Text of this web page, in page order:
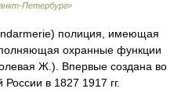
Петербург»
полиция, имеющая
охранные функции
Ж.). Впервые создана во
в 1827 1917 гг.